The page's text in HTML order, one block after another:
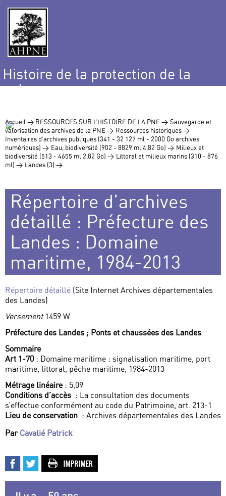
Histoire de la protection de la
nature
Accueil > RESSOURCES SUR L’HISTOIRE DE LA PNE > Sauvegarde et
valorisation des archives de la PNE > Ressources historiques >
Inventaires d’archives publiques (341 - 32 127 ml - 2000 Go archives
numériques) > Eau, biodiversité (902 - 8829 ml 4,82 Go) > Milieux et
biodiversité (513 - 4655 ml 2,82 Go) > Littoral et milieux marins (310 - 876
ml) > Landes (3) >
Répertoire d’archives
détaillé : Préfecture des
Landes : Domaine
maritime, 1984-2013
Répertoire détaillé (Site Internet Archives départementales
des Landes)
Versement 1459 W
Préfecture des Landes ; Ponts et chaussées des Landes
Sommaire
Art 1-70 : Domaine maritime : signalisation maritime, port
maritime, littoral, pêche maritime, 1984-2013
Métrage linéaire: 5,09
Conditions d’accès : La consultation des documents
s’effectue conformément au code du Patrimoine, art. 213-1
Lieu de conservation : Archives départementales des Landes
Par Cavalié Patrick